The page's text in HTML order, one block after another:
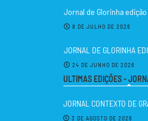
Jornal de Glorinha edição
8 DE JULHO DE 2026
JORNAL DE GLORINHA
24 DE JUNHO DE 2026
ULTIMAS EDIÇÕES -
JORNAL CONTEXTO DE
3 DE AGOSTO DE 2026